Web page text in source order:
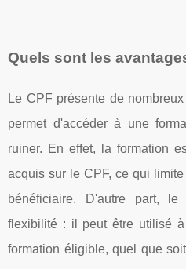
Quels sont les
Le CPF présente de
permet d'accéder à une
ruiner. En effet, la formation
acquis sur le CPF, ce qui
bénéficiaire. D'autre part,
flexibilité : il peut être utilisé
formation éligible, quel que